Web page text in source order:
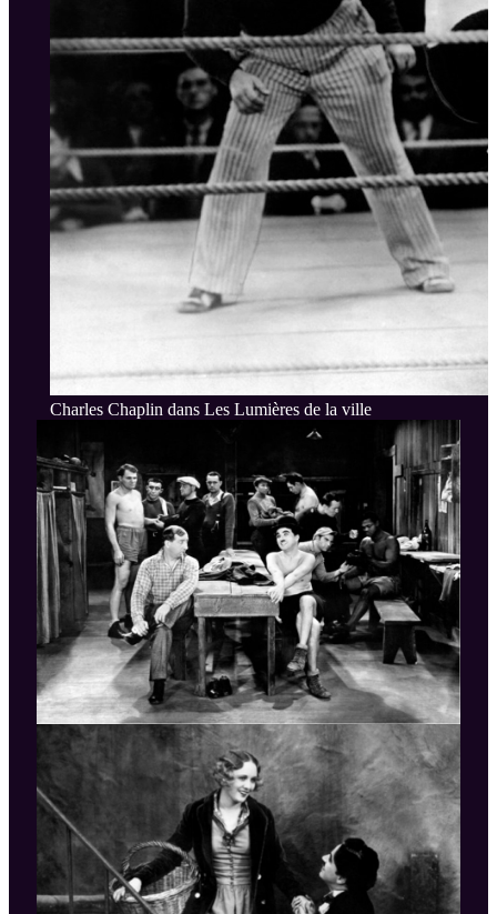
Charles Chaplin dans Les Lumières de la ville